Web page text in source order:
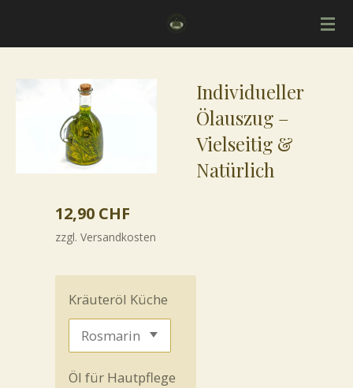
Individueller
Ölauszug –
Vielseitig &
Natürlich
12,90 CHF
zzgl. Versandkosten
Kräuteröl Küche
Öl für Hautpflege